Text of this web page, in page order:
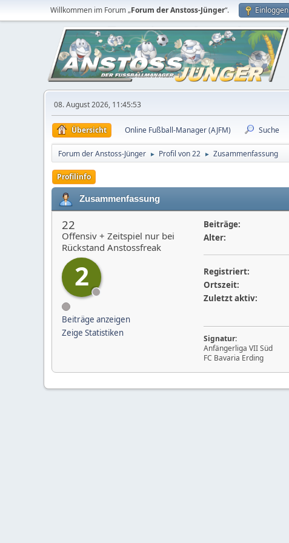
Willkommen im Forum „Forum der Anstoss-Jünger“. Einloggen
08. August 2026, 11:45:53
Übersicht Online Fußball-Manager (AJFM) Suche
Forum der Anstoss-Jünger ► Profil von 22 ► Zusammenfassung
Profilinfo
Zusammenfassung
22
Offensiv + Zeitspiel nur bei
Rückstand Anstossfreak
2
Beiträge anzeigen
Zeige Statistiken
Beiträge:
Alter:
Registriert:
Ortszeit:
Zuletzt aktiv:
Signatur:
Anfängerliga VII Süd
FC Bavaria Erding